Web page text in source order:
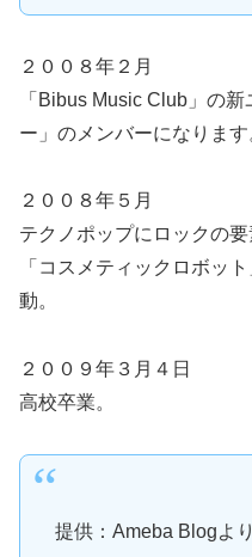
２００８年２月
「Bibus Music Club」の
ー」のメンバーになります
２００８年５月
テクノポップにロックの
「コスメティックロボッ
動。
２００９年３月４日
高校卒業。
提供：Ameba Blogよ